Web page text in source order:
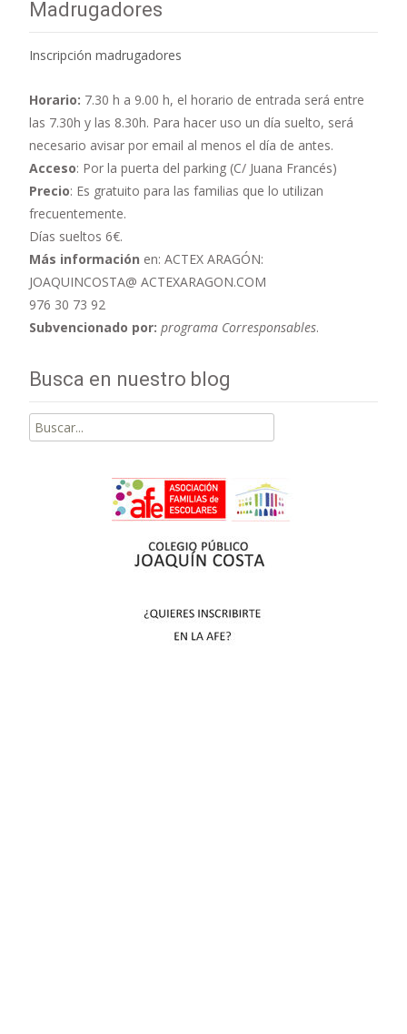
Madrugadores
Inscripción madrugadores
Horario: 7.30 h a 9.00 h, el horario de entrada será entre
las 7.30h y las 8.30h. Para hacer uso un día suelto, será
necesario avisar por email al menos el día de antes.
Acceso: Por la puerta del parking (C/ Juana Francés)
Precio: Es gratuito para las familias que lo utilizan
frecuentemente.
Días sueltos 6€.
Más información en: ACTEX ARAGÓN:
JOAQUINCOSTA@ ACTEXARAGON.COM
976 30 73 92
Subvencionado por: programa Corresponsables.
Busca en nuestro blog
Buscar
por: